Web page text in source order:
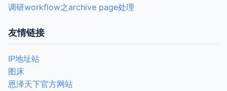
调研workflow之archive page处理
友情链接
IP地址站
图床
恩泽天下官方网站